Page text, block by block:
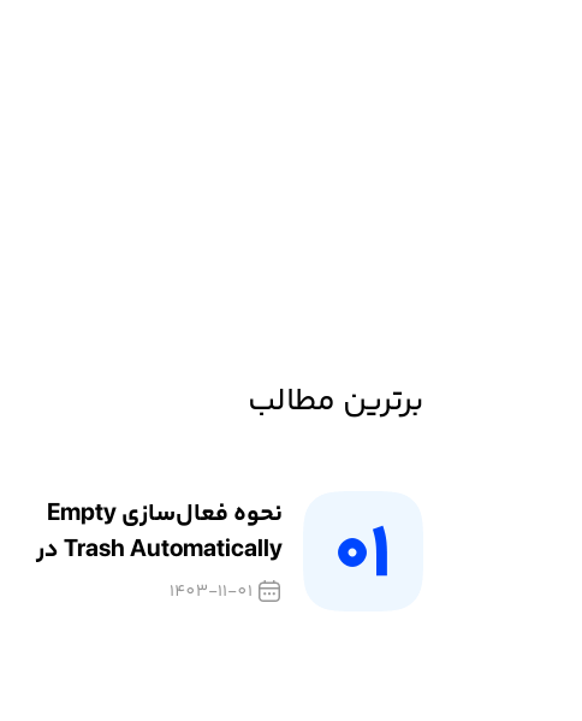
برترین مطالب
نحوه فعال‌سازی Empty
Trash Automatically در
مک1403-11-01